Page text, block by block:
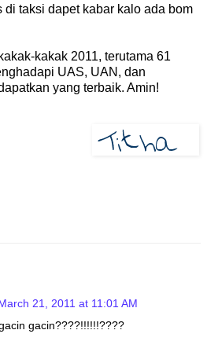
di taksi dapet kabar kalo ada bom
kakak 2011, terutama 61
UAS, UAN, dan
yang terbaik. Amin!
21, 2011 at 11:01 AM
gacin????!!!!!!????